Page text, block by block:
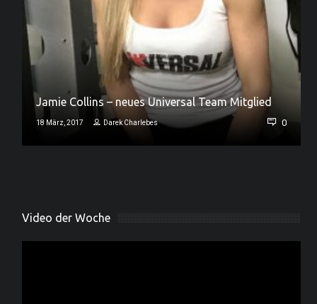
Jamie Collins – neues Universal Team Mitglied
18 März, 2017 Darek Charlebes 0
Video der Woche